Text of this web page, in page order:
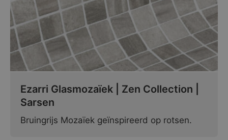
Ezarri Glasmozaïek | Zen Collection |
Sarsen
Bruingrijs Mozaïek geïnspireerd op rotsen.